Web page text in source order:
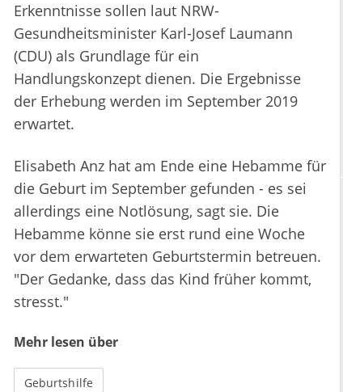
Erkenntnisse sollen laut NRW-
Gesundheitsminister Karl-Josef Laumann
(CDU) als Grundlage für ein
Handlungskonzept dienen. Die Ergebnisse
der Erhebung werden im September 2019
erwartet.
Elisabeth Anz hat am Ende eine Hebamme für
die Geburt im September gefunden - es sei
allerdings eine Notlösung, sagt sie. Die
Hebamme könne sie erst rund eine Woche
vor dem erwarteten Geburtstermin betreuen.
"Der Gedanke, dass das Kind früher kommt,
stresst."
Mehr lesen über
Geburtshilfe